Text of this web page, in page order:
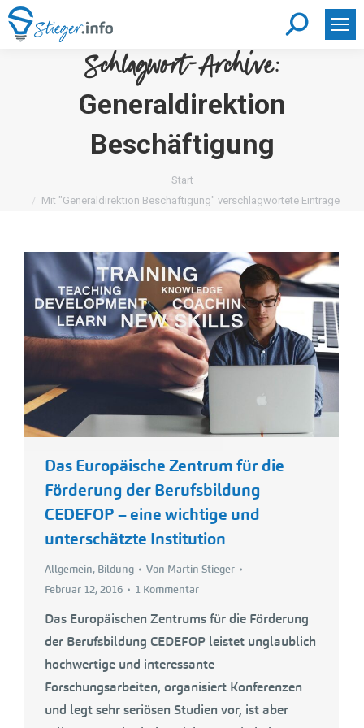
Search:
Schlagwort-Archive:
Generaldirektion
Beschäftigung
Start
Mit "Generaldirektion Beschäftigung" verschlagwortete Einträge
Das Europäische Zentrum für die
Förderung der Berufsbildung
CEDEFOP – eine wichtige und
unterschätzte Institution
Allgemein, Bildung Von Martin Stieger
Februar 12, 2016
1 Kommentar
Das Europäischen Zentrums für die Förderung
der Berufsbildung CEDEFOP leistet unglaublich
hochwertige und interessante
Forschungsarbeiten, organisiert Konferenzen
und legt sehr seriösen Studien vor, ist aber